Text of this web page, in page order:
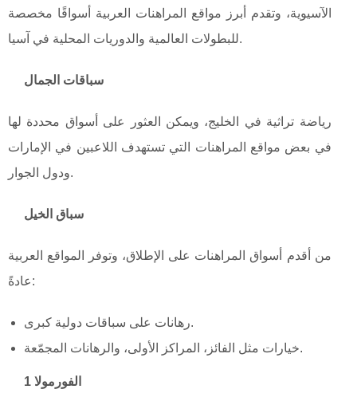
الآسيوية، وتقدم أبرز مواقع المراهنات العربية أسواقًا مخصصة
للبطولات العالمية والدوريات المحلية في آسيا.
سباقات الجمال
رياضة تراثية في الخليج، ويمكن العثور على أسواق محددة لها
في بعض مواقع المراهنات التي تستهدف اللاعبين في الإمارات
ودول الجوار.
سباق الخيل
من أقدم أسواق المراهنات على الإطلاق، وتوفر المواقع العربية
عادةً:
رهانات على سباقات دولية كبرى.
خيارات مثل الفائز، المراكز الأولى، والرهانات المجمّعة.
الفورمولا 1